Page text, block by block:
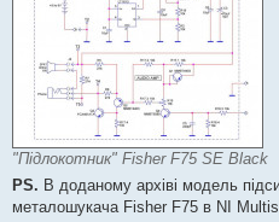
"Підлокотник" Fisher F75 SE Black
PS. В доданому архіві модель
металошукача Fisher F75 в NI